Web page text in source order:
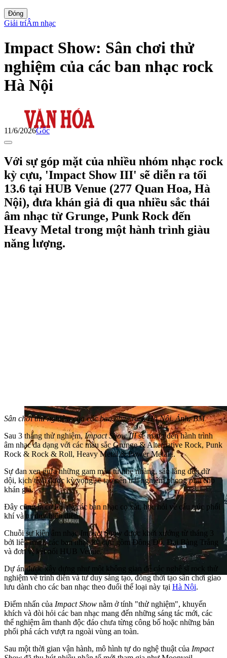
Đóng
Giải tríÂm nhạc
Impact Show: Sân chơi thử
nghiệm của các ban nhạc rock
Hà Nội
11/6/2026Gốc
Với sự góp mặt của nhiều nhóm nhạc rock
kỳ cựu, 'Impact Show III' sẽ diễn ra tối
13.6 tại HUB Venue (277 Quan Hoa, Hà
Nội), đưa khán giả đi qua nhiều sắc thái
âm nhạc từ Grunge, Punk Rock đến
Heavy Metal trong một hành trình giàu
năng lượng.
Sân chơi thử nghiệm của các ban nhạc rock Hà Nội. Ảnh: BM
Sau 3 tháng thử nghiệm,Impact Show IIIsẽ mang đến hành trình
âm nhạc đa dạng với các màu sắc Grunge & Alternative Rock, Punk
Rock & Rock & Roll, Heavy Metal & Power Metal...
Sự đan xen giữa những gam màu từ nhẹ nhàng, sâu lắng đến dữ
dội, kịch tính được kỳ vọng sẽ tạo nên trải nghiệm phong phú cho
khán giả.
Đây cũng là cơ hội để các ban nhạc cọ xát, học hỏi về cấu trúc phối
khí và tư duy biểu diễn.
Chuỗi sự kiện âm nhạc Impact Show được khởi xướng từ tháng 3
bởi liên minh các ban nhạc kỳ cựu gồm Đông Đô, Đại Bàng Trắng
và đơn vị kết nối HUB Venue.
Dự án được xây dựng như một không gian để các nghệ sĩ rock thử
nghiệm về trình diễn và tư duy sáng tạo, đồng thời tạo sân chơi giao
lưu dành cho các ban nhạc theo đuổi thể loại này tại Hà Nội.
Điểm nhấn của Impact Show nằm ở tính "thử nghiệm", khuyến
khích và đòi hỏi các ban nhạc mang đến những sáng tác mới, các
thể nghiệm âm thanh độc đáo chưa từng công bố hoặc những bản
phối phá cách vượt ra ngoài vùng an toàn.
Sau một thời gian vận hành, mô hình tự do nghệ thuật của Impact